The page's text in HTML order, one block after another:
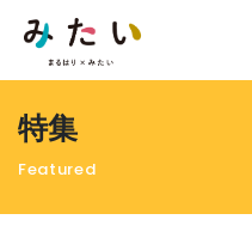
特集
特集
Featured